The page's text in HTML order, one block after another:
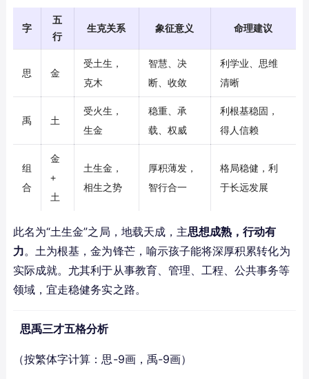
字
五
行
生克关系 象征意义 命理建议
思 金
受土生，
克木
智慧、决
断、收敛
利学业、思维
清晰
禹 土
受火生，
生金
稳重、承
载、权威
利根基稳固，
得人信赖
组
合
金
+
土
土生金，
相生之势
厚积薄发，
智行合一
格局稳健，利
于长远发展
此名为“土生金”之局，地载天成，主思想成熟，行动有
力。土为根基，金为锋芒，喻示孩子能将深厚积累转化为
实际成就。尤其利于从事教育、管理、工程、公共事务等
领域，宜走稳健务实之路。
思禹三才五格分析
（按繁体字计算：思-9画，禹-9画）